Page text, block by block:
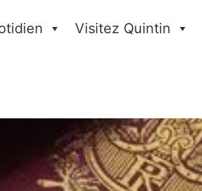
Visitez Quintin